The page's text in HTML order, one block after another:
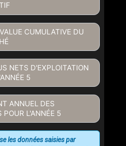
CUMULATIVE DU
NETS D'EXPLOITATION
5
ANNUEL DES
POUR L'ANNÉE 5
les données saisies par